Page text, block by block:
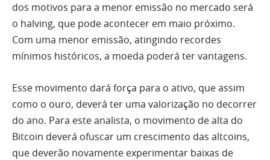
dos motivos para a menor emissão no mercado será
o halving, que pode acontecer em maio próximo.
Com uma menor emissão, atingindo recordes
mínimos históricos, a moeda poderá ter vantagens.
Esse movimento dará força para o ativo, que assim
como o ouro, deverá ter uma valorização no decorrer
do ano. Para este analista, o movimento de alta do
Bitcoin deverá ofuscar um crescimento das altcoins,
que deverão novamente experimentar baixas de